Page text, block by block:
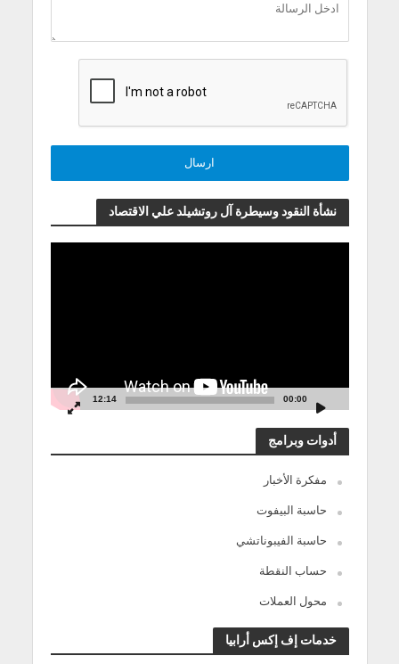
نشأة النقود وسيطرة آل روتشيلد علي الاقتصاد
00:00
12:14
أدوات وبرامج
مفكرة الأخبار
حاسبة البيفوت
حاسبة الفيبوناتشي
حساب النقطة
محول العملات
خدمات إف إكس أرابيا